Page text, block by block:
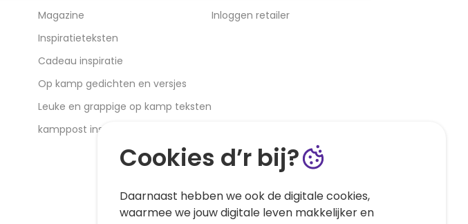
Magazine
Inspiratieteksten
Cadeau inspiratie
Op kamp gedichten en versjes
Leuke en grappige op kamp teksten
kamppost inspiratie
Inloggen retailer
Cookies d’r bij?
Daarnaast hebben we ook de digitale cookies,
waarmee we jouw digitale leven makkelijker en